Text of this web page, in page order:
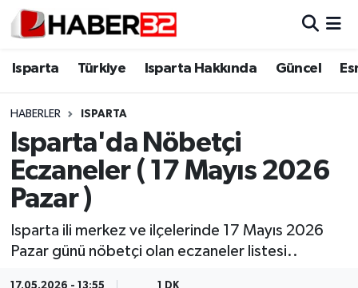
Isparta Türkiye Isparta Hakkında Güncel
HABERLER ISPARTA
Isparta'da Nöbetçi
Eczaneler ( 17 Mayıs 2026
Pazar )
Isparta ili merkez ve ilçelerinde 17 Mayıs 2026
Pazar günü nöbetçi olan eczaneler listesi..
17.05.2026 - 13:55 1 DK
Isparta
Esnaf Diyor ki;
ASAYİŞ
BİLİM VE TEKNOLOJİ
EĞİTİM
Isparta Nöbetçi Eczaneler
Isparta Trafik Yoğunluk Haritası
Süper Lig Puan Durumu ve Fikstür
Tüm Manşetler
Son Dakika Haberleri